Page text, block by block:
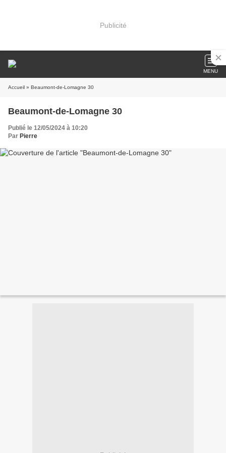
Publicité
MENU
Accueil » Beaumont-de-Lomagne 30
Beaumont-de-Lomagne 30
Publié le 12/05/2024 à 10:20
Par Pierre